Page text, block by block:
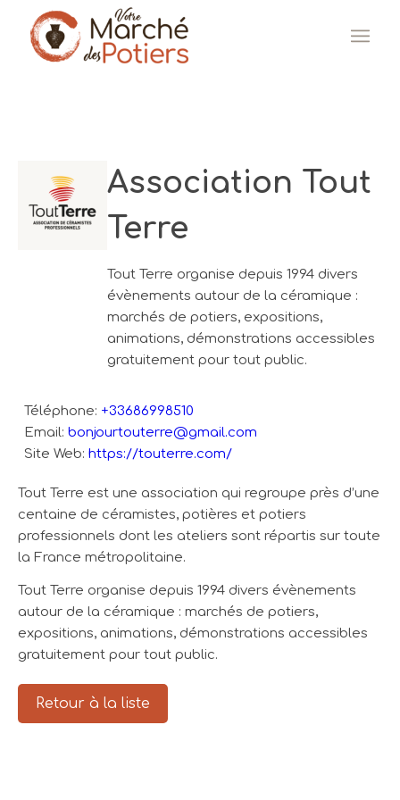
Association Tout
Terre
Tout Terre organise depuis 1994 divers
évènements autour de la céramique :
marchés de potiers, expositions,
animations, démonstrations accessibles
gratuitement pour tout public.
Téléphone: +33686998510
Email: bonjourtouterre@gmail.com
Site Web: https://touterre.com/
Tout Terre est une association qui regroupe près d’une
centaine de céramistes, potières et potiers
professionnels dont les ateliers sont répartis sur toute
la France métropolitaine.
Tout Terre organise depuis 1994 divers évènements
autour de la céramique : marchés de potiers,
expositions, animations, démonstrations accessibles
gratuitement pour tout public.
Retour à la liste